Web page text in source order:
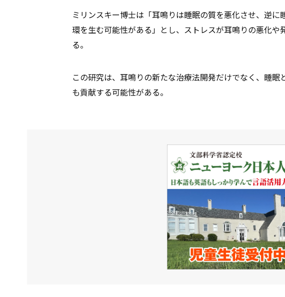
ミリンスキー博士は「耳鳴りは睡眠の質を悪化させ、逆
環を生む可能性がある」とし、ストレスが耳鳴りの悪化や
る。
この研究は、耳鳴りの新たな治療法開発だけでなく、睡
も貢献する可能性がある。